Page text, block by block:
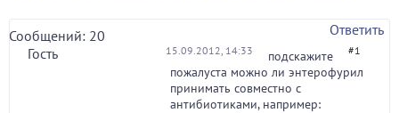
Сообщений: 20
Ответить
Гость
15.09.2012, 14:33 #1
подскажите
пожалуста можно ли энтерофурил
принимать совместно с
антибиотиками, например: